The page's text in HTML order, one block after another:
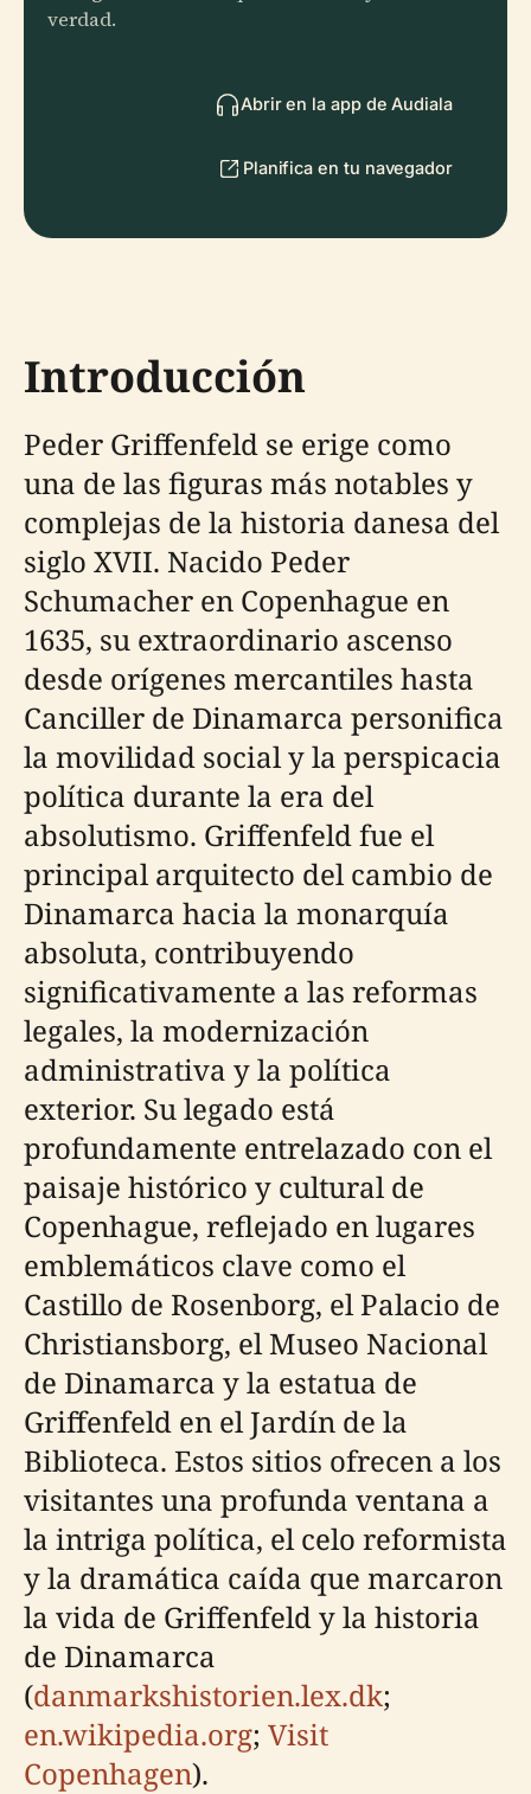
verdad.
Abrir en la app de Audiala
Planifica en tu navegador
Introducción
Peder Griffenfeld se erige como
una de las figuras más notables y
complejas de la historia danesa del
siglo XVII. Nacido Peder
Schumacher en Copenhague en
1635, su extraordinario ascenso
desde orígenes mercantiles hasta
Canciller de Dinamarca personifica
la movilidad social y la perspicacia
política durante la era del
absolutismo. Griffenfeld fue el
principal arquitecto del cambio de
Dinamarca hacia la monarquía
absoluta, contribuyendo
significativamente a las reformas
legales, la modernización
administrativa y la política
exterior. Su legado está
profundamente entrelazado con el
paisaje histórico y cultural de
Copenhague, reflejado en lugares
emblemáticos clave como el
Castillo de Rosenborg, el Palacio de
Christiansborg, el Museo Nacional
de Dinamarca y la estatua de
Griffenfeld en el Jardín de la
Biblioteca. Estos sitios ofrecen a los
visitantes una profunda ventana a
la intriga política, el celo reformista
y la dramática caída que marcaron
la vida de Griffenfeld y la historia
de Dinamarca
(danmarkshistorien.lex.dk;
en.wikipedia.org; Visit
Copenhagen).